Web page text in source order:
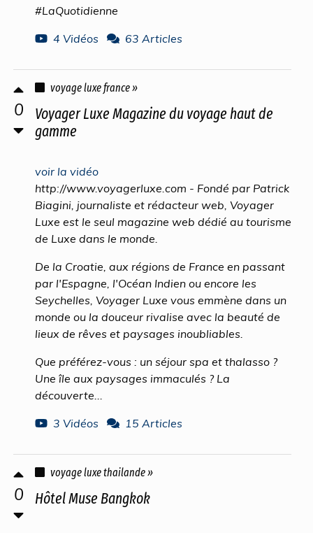
#LaQuotidienne
4 Vidéos
63 Articles
0
voyage luxe france »
Voyager Luxe Magazine du voyage haut de
gamme
voir la vidéo
http://www.voyagerluxe.com - Fondé par Patrick
Biagini, journaliste et rédacteur web, Voyager
Luxe est le seul magazine web dédié au tourisme
de Luxe dans le monde.
De la Croatie, aux régions de France en passant
par l'Espagne, l'Océan Indien ou encore les
Seychelles, Voyager Luxe vous emmène dans un
monde ou la douceur rivalise avec la beauté de
lieux de rêves et paysages inoubliables.
Que préférez-vous : un séjour spa et thalasso ?
Une île aux paysages immaculés ? La
découverte...
3 Vidéos
15 Articles
0
voyage luxe thailande »
Hôtel Muse Bangkok